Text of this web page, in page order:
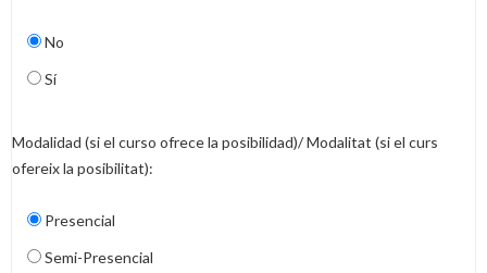
No
Sí
Modalidad (si el curso ofrece la posibilidad)/ Modalitat (si el curs
ofereix la posibilitat):
Presencial
Semi-Presencial